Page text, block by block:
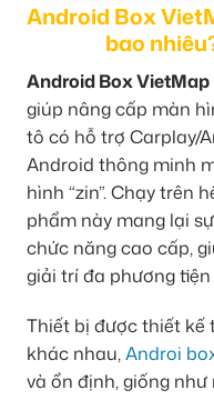
Android Box
bao
Android Box VietMap
giúp nâng cấp màn
tô có hỗ trợ Carplay/
Android thông minh
hình “zin”. Chạy trên
phẩm này mang lại
chức năng cao cấp,
giải trí đa phương
Thiết bị được thiết kế
khác nhau,Androi
và ổn định, giống